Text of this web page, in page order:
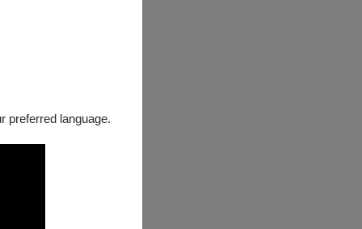
preferred language.
the first
位。1996年
節指揮；
並在2006
月獲頒第18屆
the
joined the